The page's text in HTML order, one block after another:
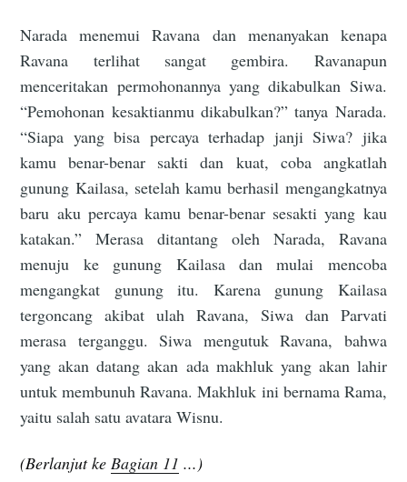
Narada menemui Ravana dan menanyakan kenapa
Ravana terlihat sangat gembira. Ravanapun
menceritakan permohonannya yang dikabulkan Siwa.
“Pemohonan kesaktianmu dikabulkan?” tanya Narada.
“Siapa yang bisa percaya terhadap janji Siwa? jika
kamu benar-benar sakti dan kuat, coba angkatlah
gunung Kailasa, setelah kamu berhasil mengangkatnya
baru aku percaya kamu benar-benar sesakti yang kau
katakan.” Merasa ditantang oleh Narada, Ravana
menuju ke gunung Kailasa dan mulai mencoba
mengangkat gunung itu. Karena gunung Kailasa
tergoncang akibat ulah Ravana, Siwa dan Parvati
merasa terganggu. Siwa mengutuk Ravana, bahwa
yang akan datang akan ada makhluk yang akan lahir
untuk membunuh Ravana. Makhluk ini bernama Rama,
yaitu salah satu avatara Wisnu.
(Berlanjut ke Bagian 11 ...)